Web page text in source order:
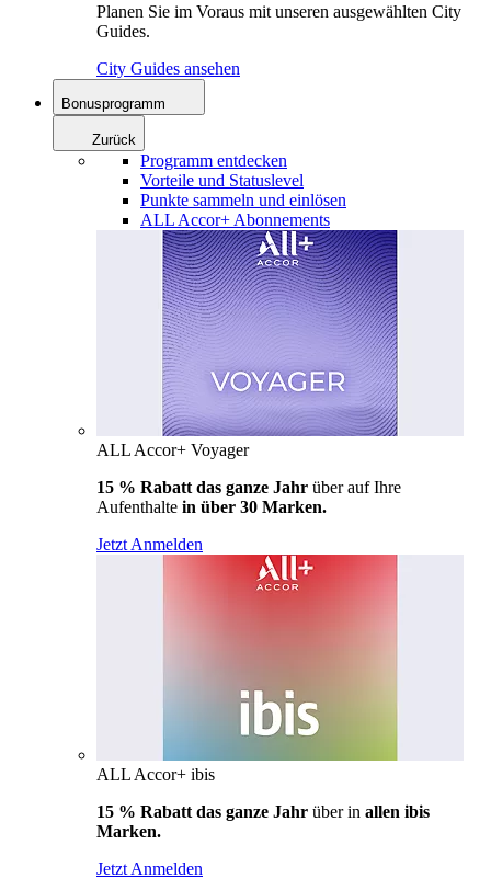
Planen Sie im Voraus mit unseren ausgewählten City
Guides.
City Guides ansehen
Bonusprogramm
Zurück
Programm entdecken
Vorteile und Statuslevel
Punkte sammeln und einlösen
ALL Accor+ Abonnements
ALL Accor+ Voyager
15 % Rabatt das ganze Jahr über auf Ihre
Aufenthalte in über 30 Marken.
Jetzt Anmelden
ALL Accor+ ibis
15 % Rabatt das ganze Jahr über in allen ibis
Marken.
Jetzt Anmelden